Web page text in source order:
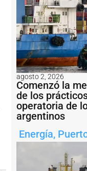
agosto 2, 2026
Comenzó la
de los
operatoria de
argentinos
Energía,